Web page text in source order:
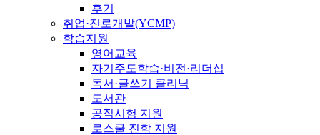
후기
취업·진로개발(YCMP)
학습지원
영어교육
자기주도학습·비전·리더십
독서·글쓰기 클리닉
도서관
공직시험 지원
로스쿨 진학 지원